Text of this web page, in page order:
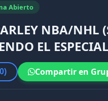
Abierto
NBA/
EL
0) Compartir en